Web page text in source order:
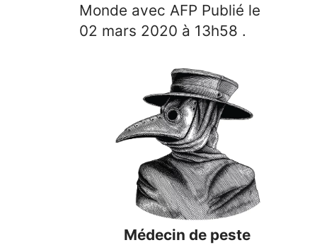
Monde avec AFP Publié le
02 mars 2020 à 13h58 .
Médecin de peste